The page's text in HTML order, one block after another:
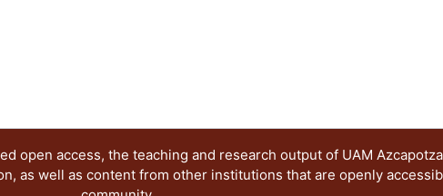
open access, the teaching and research output of UAM
as well as content from other institutions that are openly